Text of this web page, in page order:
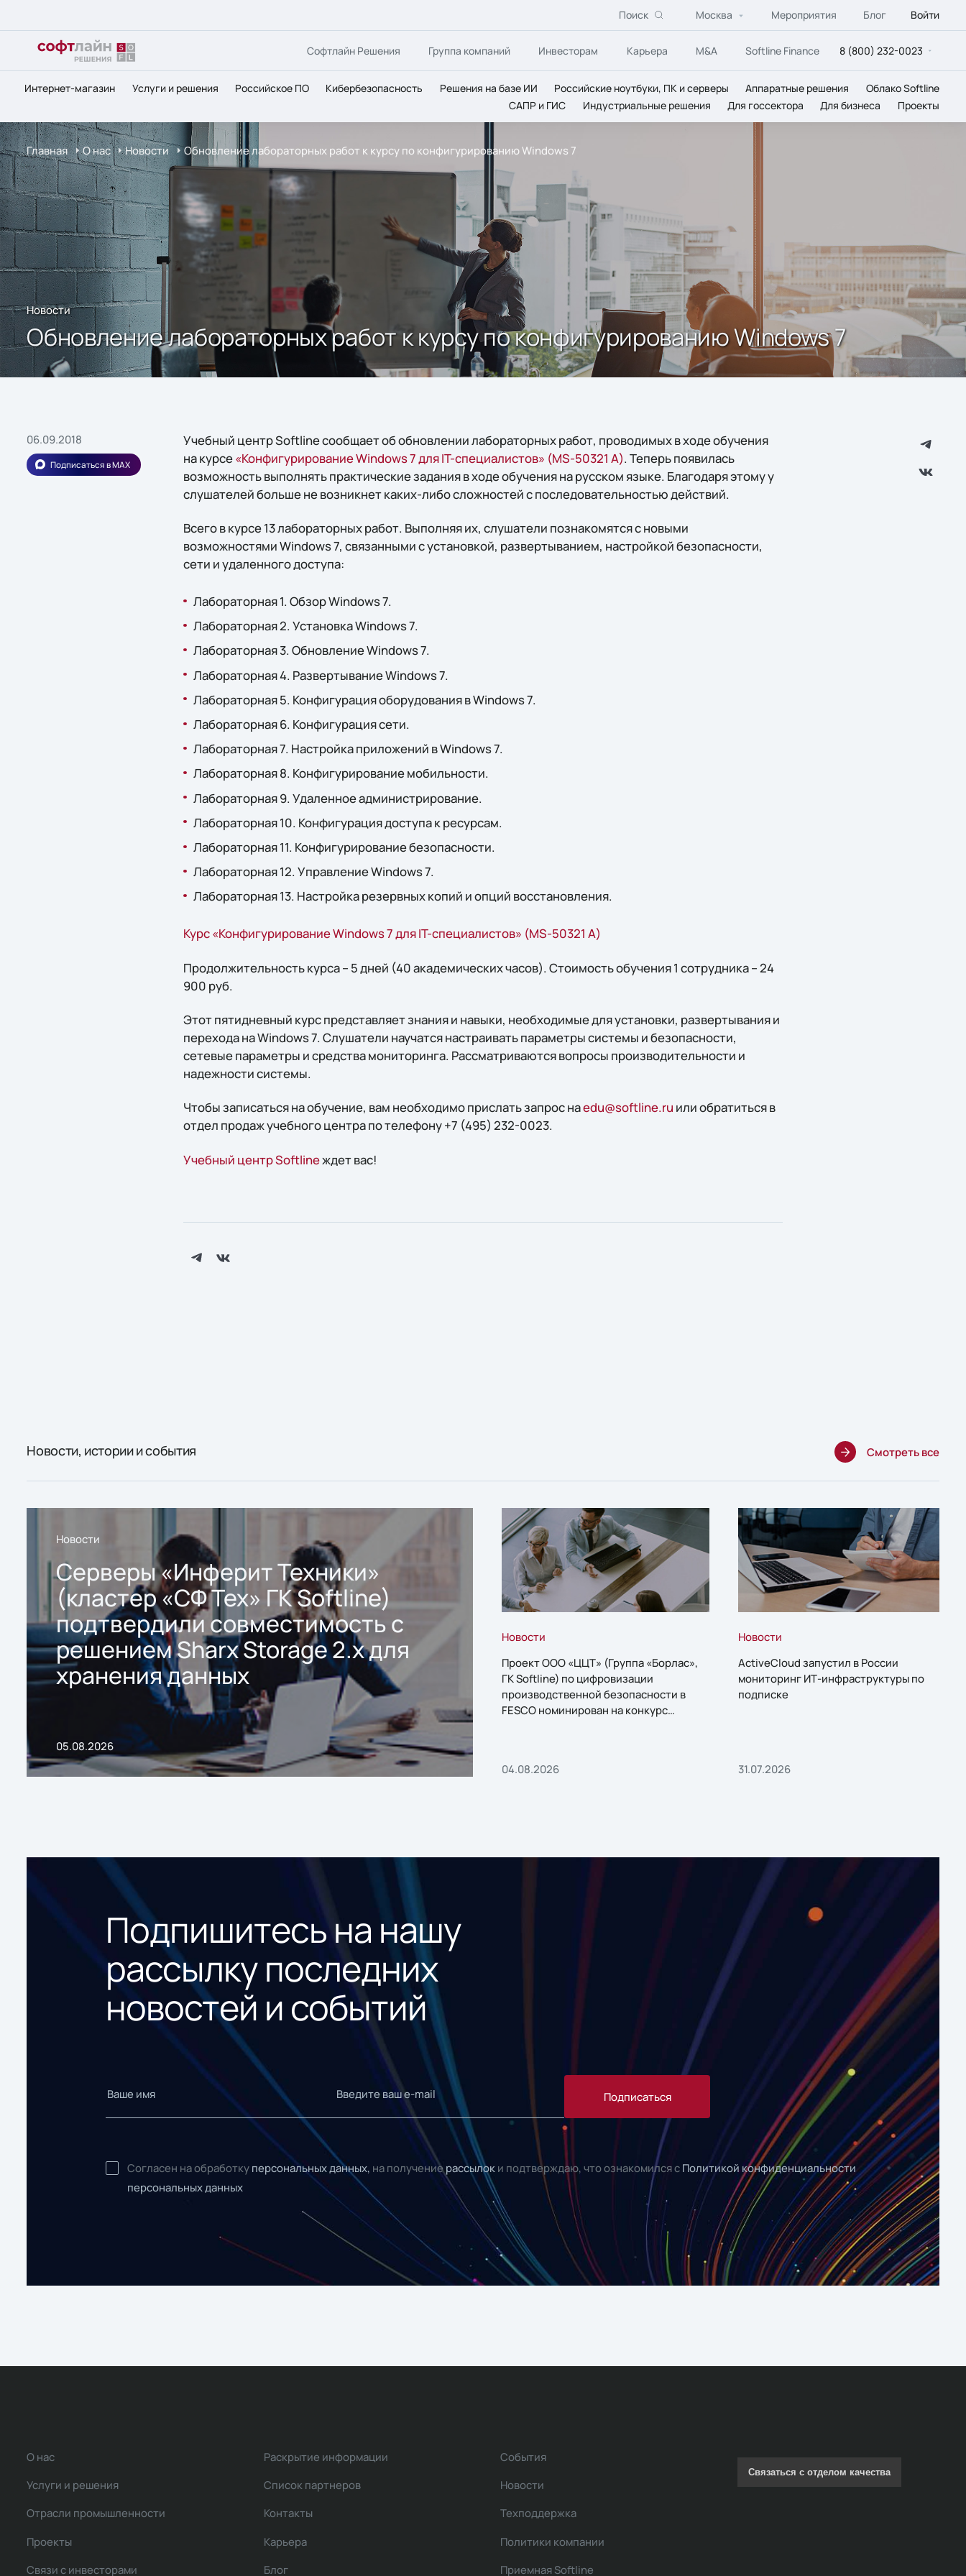
Поиск Москва Мероприятия Блог Войти
Софтлайн Решения Группа компаний Инвесторам Карьера M&A Softline Finance 8 (800) 232-0023
Интернет-магазин Услуги и решения Российское ПО Кибербезопасность Решения на базе ИИ Российские ноутбуки, ПК и серверы Аппаратные решения
Облако Softline
САПР и ГИС
Индустриальные решения Для госсектора Для бизнеса Проекты
Главная О нас Новости Обновление лабораторных работ к курсу по конфигурированию Windows 7
Новости
Обновление лабораторных работ к курсу по конфигурированию Windows 7
06.09.2018
Подписаться в MAX
Учебный центр Softline сообщает об обновлении лабораторных работ, проводимых в ходе обучения
на курсе«Конфигурирование Windows 7 для IT-специалистов» (MS-50321 A). Теперь появилась
возможность выполнять практические задания в ходе обучения на русском языке. Благодаря этому у
слушателей больше не возникнет каких-либо сложностей с последовательностью действий.
Всего в курсе 13 лабораторных работ. Выполняя их, слушатели познакомятся с новыми
возможностями Windows 7, связанными с установкой, развертыванием, настройкой безопасности,
сети и удаленного доступа:
Лабораторная 1. Обзор Windows 7.
Лабораторная 2. Установка Windows 7.
Лабораторная 3. Обновление Windows 7.
Лабораторная 4. Развертывание Windows 7.
Лабораторная 5. Конфигурация оборудования в Windows 7.
Лабораторная 6. Конфигурация сети.
Лабораторная 7. Настройка приложений в Windows 7.
Лабораторная 8. Конфигурирование мобильности.
Лабораторная 9. Удаленное администрирование.
Лабораторная 10. Конфигурация доступа к ресурсам.
Лабораторная 11. Конфигурирование безопасности.
Лабораторная 12. Управление Windows 7.
Лабораторная 13. Настройка резервных копий и опций восстановления.
Курс «Конфигурирование Windows 7 для IT-специалистов» (MS-50321 A)
Продолжительность курса – 5 дней (40 академических часов). Стоимость обучения 1 сотрудника – 24
900 руб.
Этот пятидневный курс представляет знания и навыки, необходимые для установки, развертывания и
перехода на Windows 7. Слушатели научатся настраивать параметры системы и безопасности,
сетевые параметры и средства мониторинга. Рассматриваются вопросы производительности и
надежности системы.
Чтобы записаться на обучение, вам необходимо прислать запрос наedu@softline.ru или обратиться в
отдел продаж учебного центра по телефону +7 (495) 232-0023.
Учебный центр Softlineждет вас!
Новости, истории и события Смотреть все
Новости
Серверы «Инферит Техники»
(кластер «СФ Тех» ГК Softline)
подтвердили совместимость с
решением Sharx Storage 2.x для
хранения данных
05.08.2026
Новости
Проект ООО «ЦЦТ» (Группа «Борлас»,
ГК Softline) по цифровизации
производственной безопасности в
FESCO номинирован на конкурс
04.08.2026
Новости
ActiveCloud запустил в России
мониторинг ИТ-инфраструктуры по
подписке
31.07.2026
Подпишитесь на нашу
рассылку последних
новостей и событий
Подписаться
Согласен на обработку персональных данных, на получениерассылок и подтверждаю, что ознакомился с Политикой конфиденциальности
персональных данных
О нас
Услуги и решения
Отрасли промышленности
Проекты
Связи с инвесторами
Раскрытие информации
Список партнеров
Контакты
Карьера
Блог
События
Новости
Техподдержка
Политики компании
Приемная Softline
Связаться с отделом качества